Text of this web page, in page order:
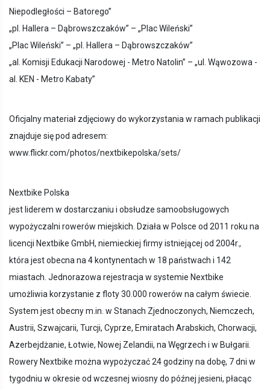
Niepodległości – Batorego”
„pl. Hallera – Dąbrowszczaków” – „Plac Wileński”
„Plac Wileński” – „pl. Hallera – Dąbrowszczaków”
„al. Komisji Edukacji Narodowej - Metro Natolin” – „ul. Wąwozowa -
al. KEN - Metro Kabaty”
Oficjalny materiał zdjęciowy do wykorzystania w ramach publikacji
znajduje się pod adresem:
www.flickr.com/photos/nextbikepolska/sets/
Nextbike Polska
jest liderem w dostarczaniu i obsłudze samoobsługowych
wypożyczalni rowerów miejskich. Działa w Polsce od 2011 roku na
licencji Nextbike GmbH, niemieckiej firmy istniejącej od 2004r.,
która jest obecna na 4 kontynentach w 18 państwach i 142
miastach. Jednorazowa rejestracja w systemie Nextbike
umożliwia korzystanie z floty 30.000 rowerów na całym świecie.
System jest obecny m.in. w Stanach Zjednoczonych, Niemczech,
Austrii, Szwajcarii, Turcji, Cyprze, Emiratach Arabskich, Chorwacji,
Azerbejdżanie, Łotwie, Nowej Zelandii, na Węgrzech i w Bułgarii.
Rowery Nextbike można wypożyczać 24 godziny na dobę, 7 dni w
tygodniu w okresie od wczesnej wiosny do późnej jesieni, płacąc